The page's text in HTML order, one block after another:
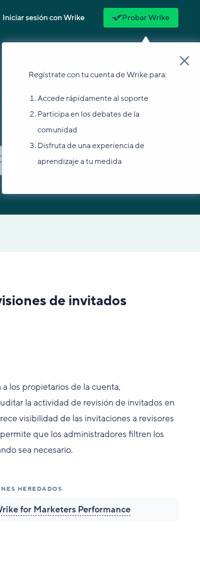
Iniciar sesión con Wrike Probar Wrike
Regístrate con tu cuenta de Wrike para:
Accede rápidamente al soporte
Participa en los debates de la
comunidad
Disfruta de una experiencia de
aprendizaje a tu medida
de invitados
los propietarios de la cuenta,
la actividad de revisión de invitados en
visibilidad de las invitaciones a revisores
que los administradores filtren los
sea necesario.
HEREDADOS
for Marketers Performance